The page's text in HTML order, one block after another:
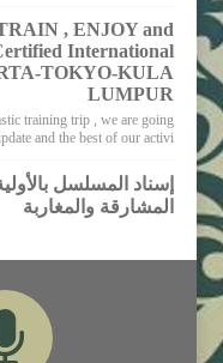
, ENJOY and
International
TOKYO-KULA
LUMPUR
training trip , we are going
and the best of our activi...
إسناد المسلسل
المشارقة والمغاربة